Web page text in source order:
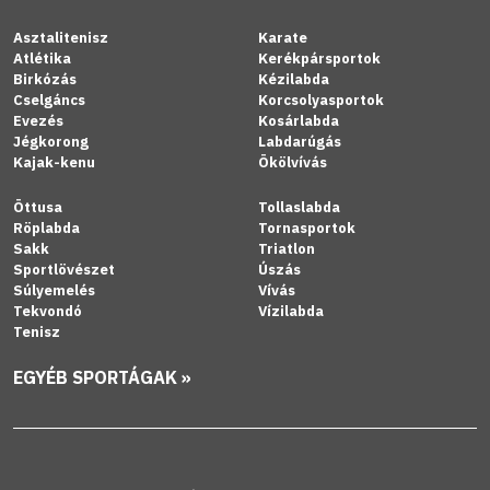
Asztalitenisz
Atlétika
Birkózás
Cselgáncs
Evezés
Jégkorong
Kajak-kenu
Karate
Kerékpársportok
Kézilabda
Korcsolyasportok
Kosárlabda
Labdarúgás
Ökölvívás
Öttusa
Röplabda
Sakk
Sportlövészet
Súlyemelés
Tekvondó
Tenisz
Tollaslabda
Tornasportok
Triatlon
Úszás
Vívás
Vízilabda
EGYÉB SPORTÁGAK »